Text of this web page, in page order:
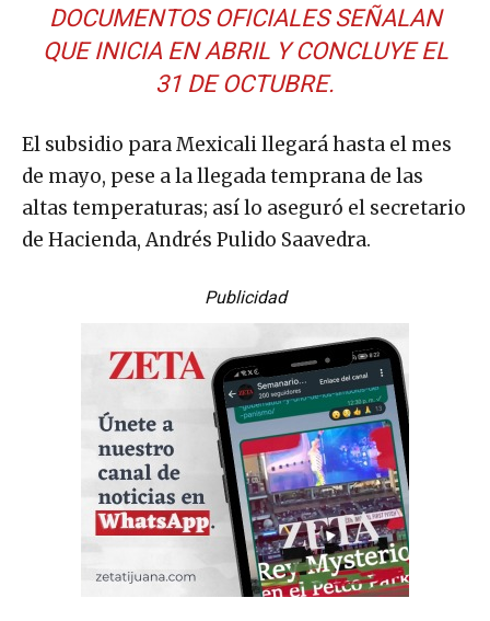
DOCUMENTOS OFICIALES SEÑALAN
QUE INICIA EN ABRIL Y CONCLUYE EL
31 DE OCTUBRE.
El subsidio para Mexicali llegará hasta el mes
de mayo, pese a la llegada temprana de las
altas temperaturas; así lo aseguró el secretario
de Hacienda, Andrés Pulido Saavedra.
Publicidad